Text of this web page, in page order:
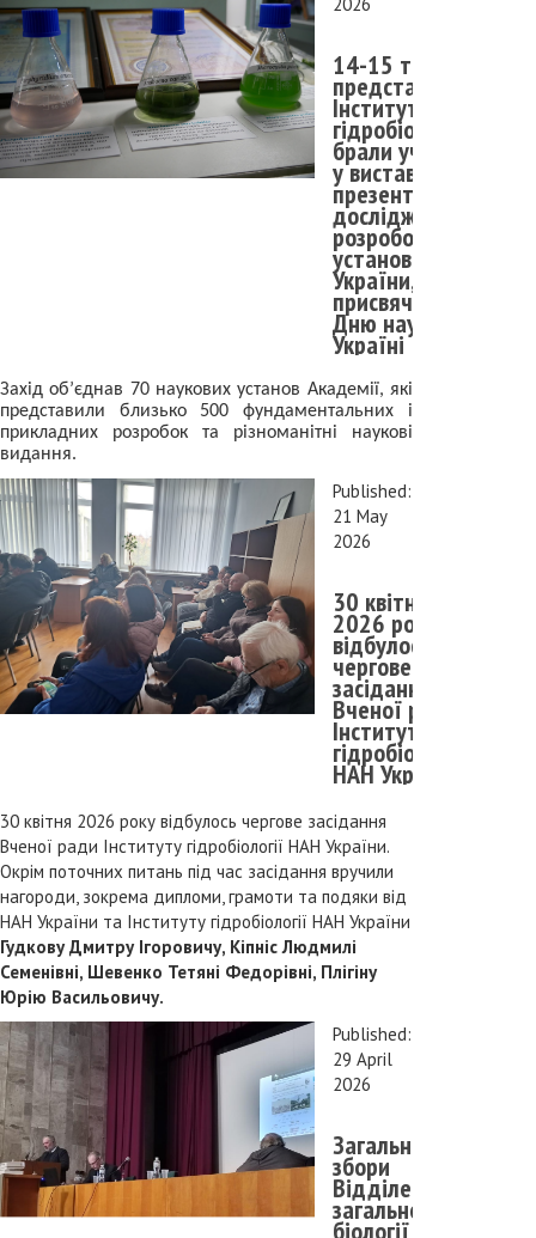
14-15 травня
представники
Інституту
гідробіології
брали участь
у виставці-
презентації
досліджень і
розробок
установ НАН
України,
присвяченій
Дню науки в
Україні
Захід об’єднав 70 наукових установ Академії, які
представили близько 500 фундаментальних і
прикладних розробок та різноманітні наукові
видання.
Published:
21 May
2026
30 квітня
2026 року
відбулось
чергове
засідання
Вченої ради
Інституту
гідробіології
НАН України
30 квітня 2026 року відбулось чергове засідання
Вченої ради Інституту гідробіології НАН України.
Окрім поточних питань під час засідання вручили
нагороди, зокрема дипломи, грамоти та подяки від
Гудкову Дмитру Ігоровичу, Кіпніс Людмилі
Семенівні, Шевенко Тетяні Федорівні, Плігіну
Юрію Васильовичу.
Published:
29 April
2026
Загальні
збори
Відділення
загальної
біології